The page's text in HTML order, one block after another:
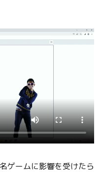
ゲームに影響を受けたら